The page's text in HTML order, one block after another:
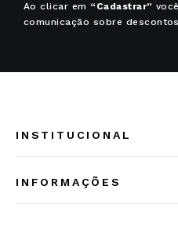
Ao clicar em “Cadastrar”
comunicação sobre
INSTITUCIONAL
INFORMAÇÕES